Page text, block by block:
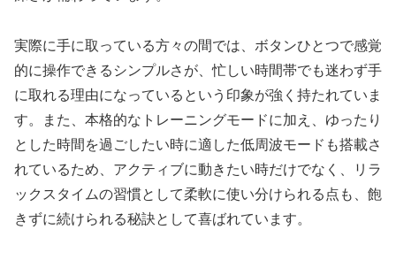
実際に手に取っている方々の間では、ボタンひとつで感覚
的に操作できるシンプルさが、忙しい時間帯でも迷わず手
に取れる理由になっているという印象が強く持たれていま
す。また、本格的なトレーニングモードに加え、ゆったり
とした時間を過ごしたい時に適した低周波モードも搭載さ
れているため、アクティブに動きたい時だけでなく、リラ
ックスタイムの習慣として柔軟に使い分けられる点も、飽
きずに続けられる秘訣として喜ばれています。